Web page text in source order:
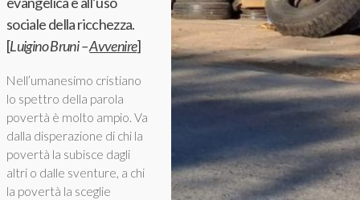
sociale della ricchezza.
[Luigino Bruni –Avvenire]
Nell’umanesimo cristiano
lo spettro della parola
povertà è molto ampio. Va
dalla disperazione di chi la
povertà la subisce dagli
altri o dalle sventure, a chi
la povertà la sceglie